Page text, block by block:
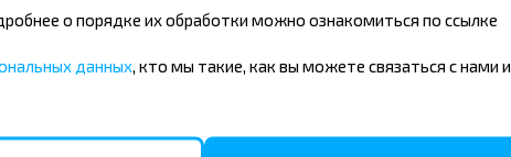
о порядке их обработки можно ознакомиться по ссылке
данных , кто мы такие, как вы можете связаться с нами и